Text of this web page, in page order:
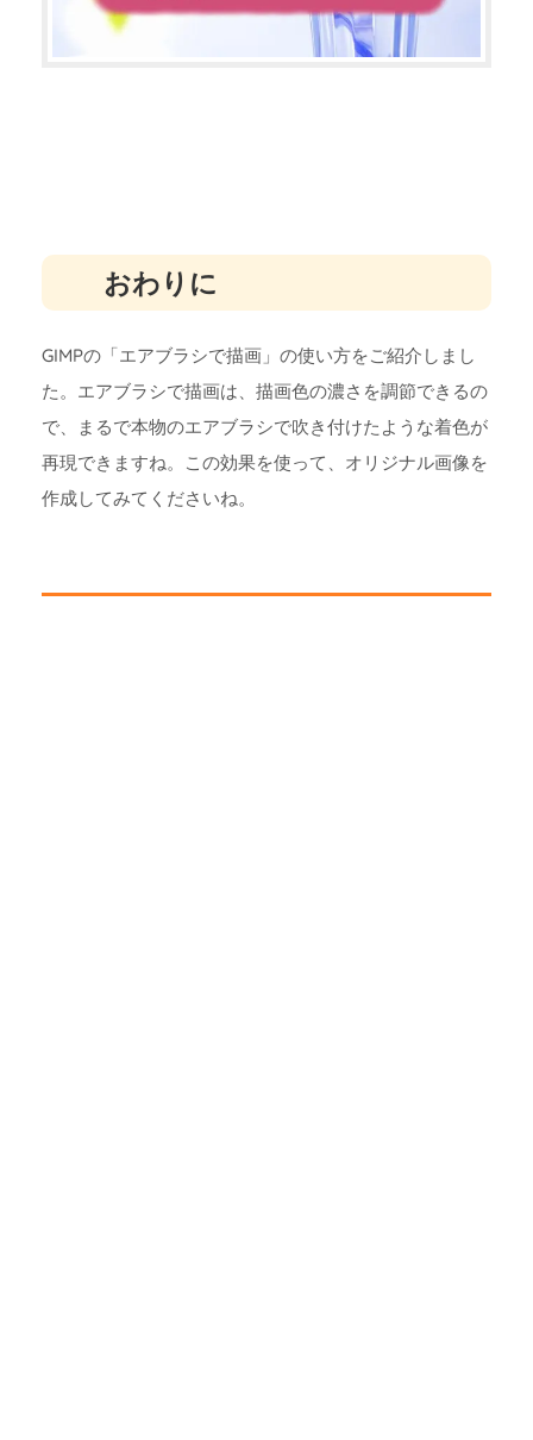
おわりに
GIMPの「エアブラシで描画」の使い方をご紹介しまし
た。エアブラシで描画は、描画色の濃さを調節できるの
で、まるで本物のエアブラシで吹き付けたような着色が
再現できますね。この効果を使って、オリジナル画像を
作成してみてくださいね。